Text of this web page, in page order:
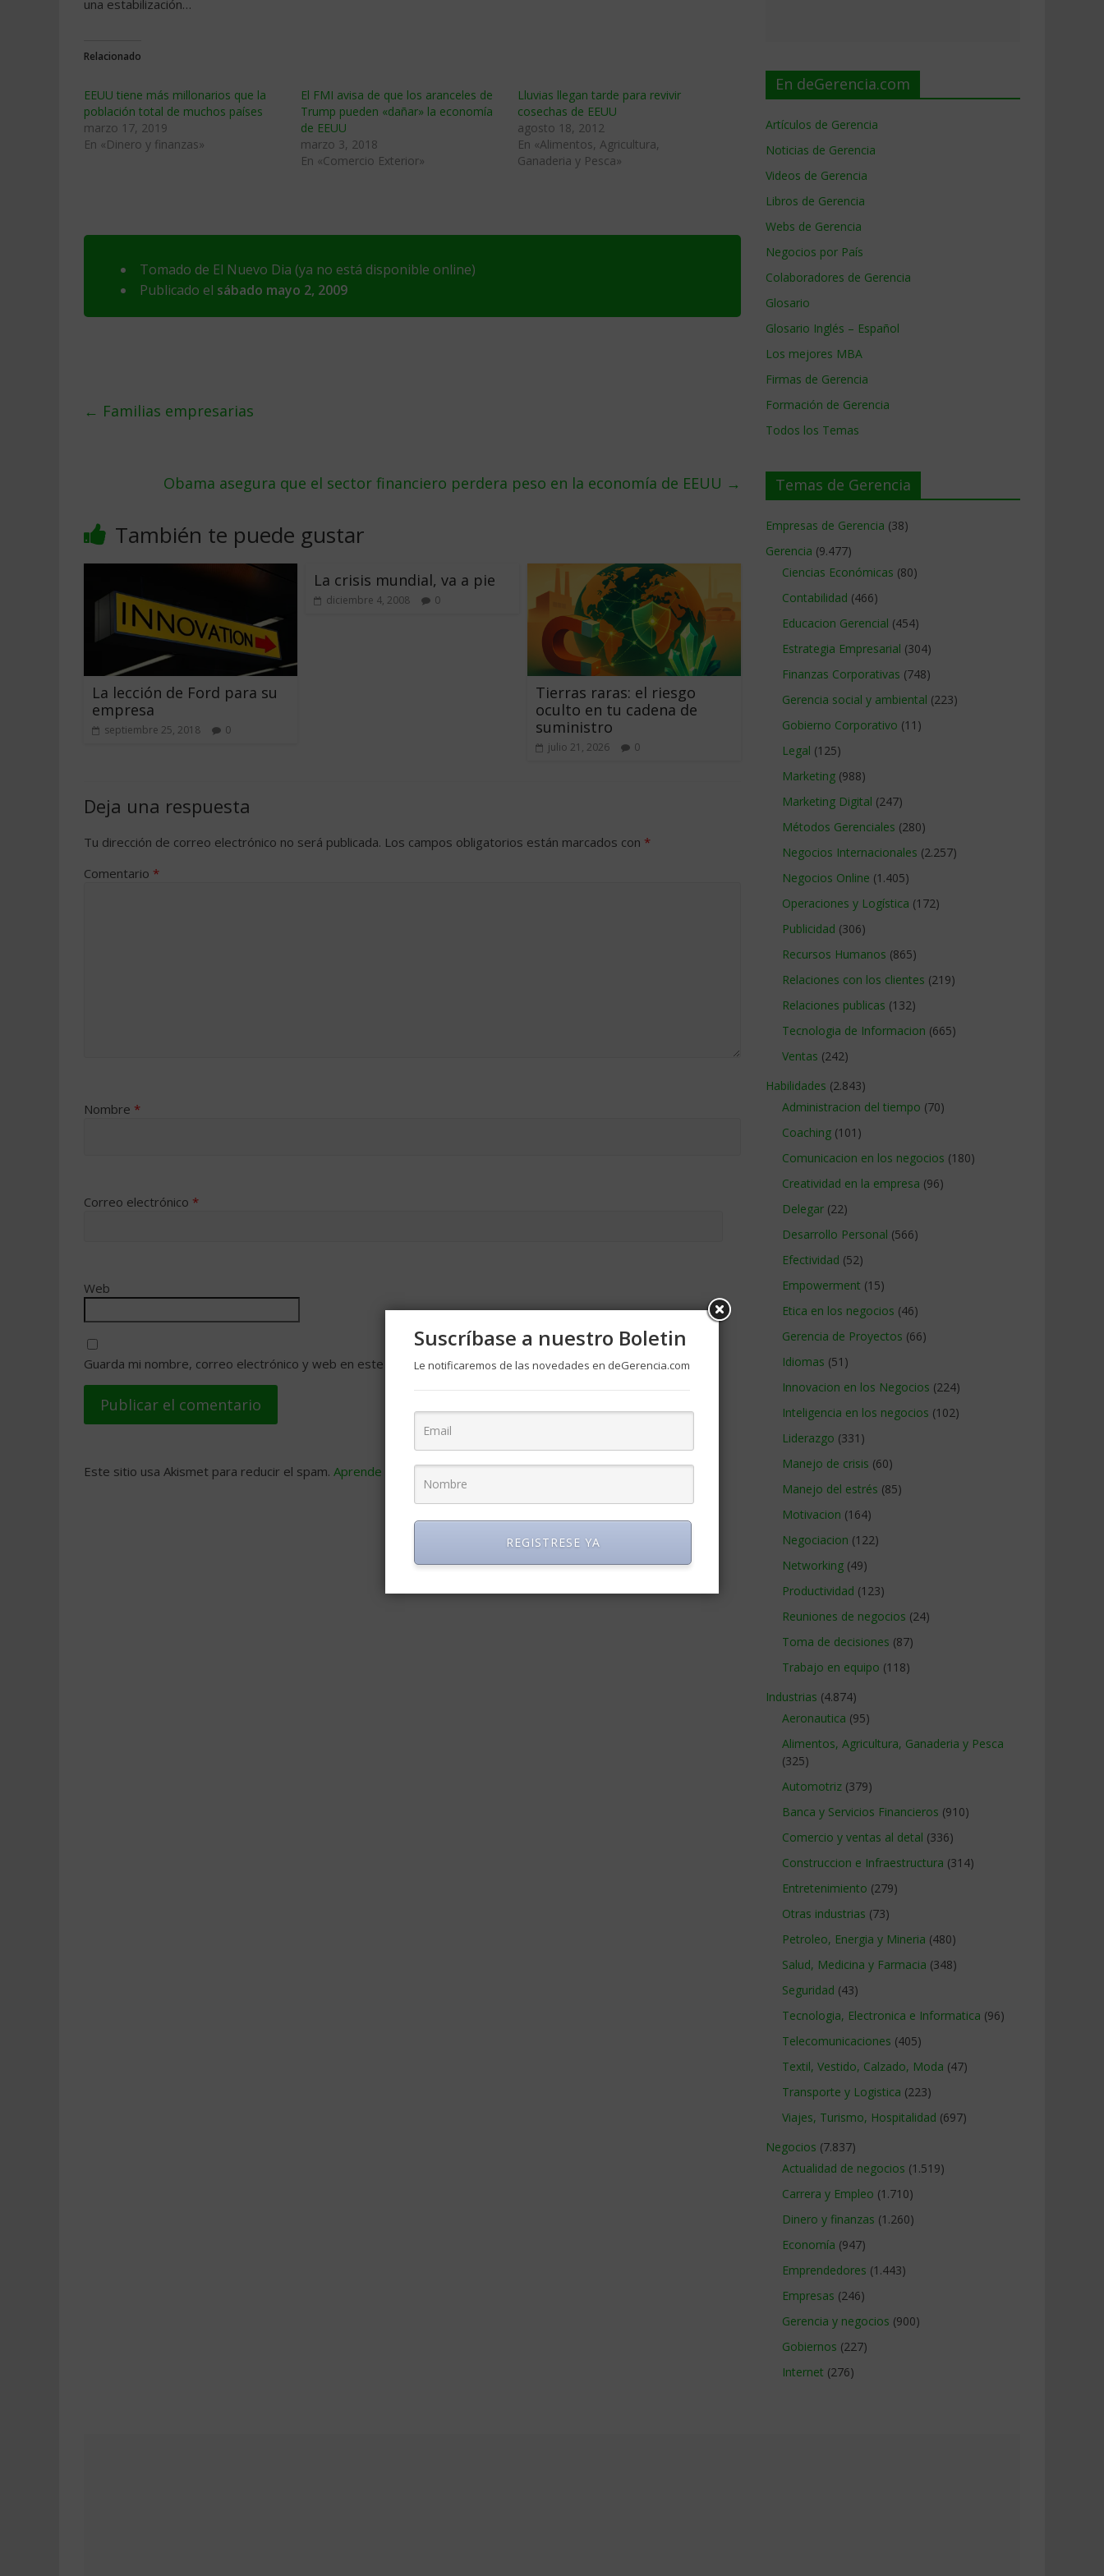
una estabilización…
Relacionado
EEUU tiene más millonarios que la
población total de muchos países
marzo 17, 2019
En «Dinero y finanzas»
El FMI avisa de que los aranceles de
Trump pueden «dañar» la economía
de EEUU
marzo 3, 2018
En «Comercio Exterior»
Lluvias llegan tarde para revivir
cosechas de EEUU
agosto 18, 2012
En «Alimentos, Agricultura,
Ganaderia y Pesca»
Tomado de El Nuevo Dia (ya no está disponible online)
Publicado el sábado mayo 2, 2009
← Familias empresarias
Obama asegura que el sector financiero perdera peso en la economí­a de EEUU →
También te puede gustar
La lección de Ford para su
empresa
septiembre 25, 2018 0
La crisis mundial, va a pie
diciembre 4, 2008 0
Tierras raras: el riesgo
oculto en tu cadena de
suministro
julio 21, 2026 0
Deja una respuesta
Tu dirección de correo electrónico no será publicada. Los campos obligatorios están marcados con *
Comentario *
Nombre *
Correo electrónico *
Web
Guarda mi nombre, correo electrónico y web en este navegador para la próxima vez que comente.
Este sitio usa Akismet para reducir el spam. Aprende cómo se procesan los datos de tus comentarios.
En deGerencia.com
Artículos de Gerencia
Noticias de Gerencia
Videos de Gerencia
Libros de Gerencia
Webs de Gerencia
Negocios por País
Colaboradores de Gerencia
Glosario
Glosario Inglés – Español
Los mejores MBA
Firmas de Gerencia
Formación de Gerencia
Todos los Temas
Temas de Gerencia
Empresas de Gerencia (38)
Gerencia (9.477)
Ciencias Económicas (80)
Contabilidad (466)
Educacion Gerencial (454)
Estrategia Empresarial (304)
Finanzas Corporativas (748)
Gerencia social y ambiental (223)
Gobierno Corporativo (11)
Legal (125)
Marketing (988)
Marketing Digital (247)
Métodos Gerenciales (280)
Negocios Internacionales (2.257)
Negocios Online (1.405)
Operaciones y Logística (172)
Publicidad (306)
Recursos Humanos (865)
Relaciones con los clientes (219)
Relaciones publicas (132)
Tecnologia de Informacion (665)
Ventas (242)
Habilidades (2.843)
Administracion del tiempo (70)
Coaching (101)
Comunicacion en los negocios (180)
Creatividad en la empresa (96)
Delegar (22)
Desarrollo Personal (566)
Efectividad (52)
Empowerment (15)
Etica en los negocios (46)
Gerencia de Proyectos (66)
Idiomas (51)
Innovacion en los Negocios (224)
Inteligencia en los negocios (102)
Liderazgo (331)
Manejo de crisis (60)
Manejo del estrés (85)
Motivacion (164)
Negociacion (122)
Networking (49)
Productividad (123)
Reuniones de negocios (24)
Toma de decisiones (87)
Trabajo en equipo (118)
Industrias (4.874)
Aeronautica (95)
Alimentos, Agricultura, Ganaderia y Pesca
(325)
Automotriz (379)
Banca y Servicios Financieros (910)
Comercio y ventas al detal (336)
Construccion e Infraestructura (314)
Entretenimiento (279)
Otras industrias (73)
Petroleo, Energia y Mineria (480)
Salud, Medicina y Farmacia (348)
Seguridad (43)
Tecnologia, Electronica e Informatica (96)
Telecomunicaciones (405)
Textil, Vestido, Calzado, Moda (47)
Transporte y Logistica (223)
Viajes, Turismo, Hospitalidad (697)
Negocios (7.837)
Actualidad de negocios (1.519)
Carrera y Empleo (1.710)
Dinero y finanzas (1.260)
Economía (947)
Emprendedores (1.443)
Empresas (246)
Gerencia y negocios (900)
Gobiernos (227)
Internet (276)
Suscríbase a nuestro Boletin
Le notificaremos de las novedades en deGerencia.com
REGISTRESE YA